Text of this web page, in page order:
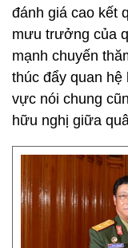
đánh giá cao kết
mưu trưởng của
mạnh chuyến
thúc đẩy quan
vực nói chung
hữu nghị giữa